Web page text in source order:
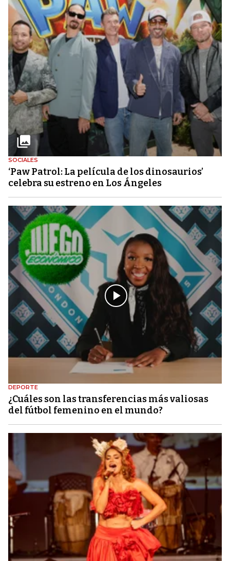
SOCIALES
‘Paw Patrol: La película de los dinosaurios’
celebra su estreno en Los Ángeles
DEPORTE
¿Cuáles son las transferencias más valiosas
del fútbol femenino en el mundo?